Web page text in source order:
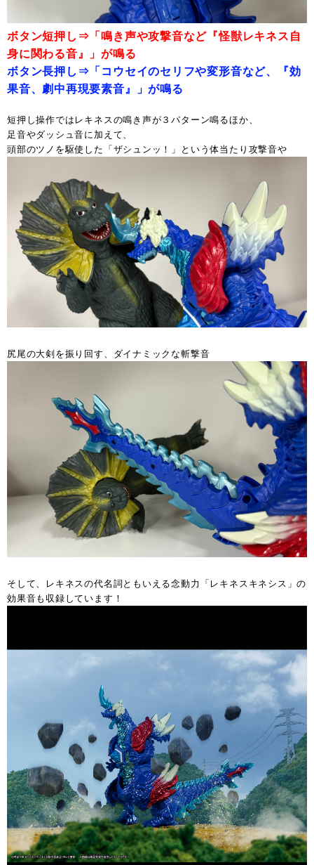
ボタン短押し⇒「鳴き声や攻撃音など『怪獣レキネス自
身に関わる音』」が鳴る
ボタン長押し⇒「コウセイのセリフや変形音など、『効
果音、劇中再現要素音』」が鳴る
短押し操作ではレキネスの鳴き声が３パターン鳴るほか、
足音やダッシュ音に加えて、
頭部のツノを駆使した「ザシュンッ！」という体当たり攻撃音や
尻尾の大剣を振り回す、ダイナミックな斬撃音
そして、レキネスの代名詞ともいえる念動力「レキネスキネシス」の
効果音も収録しています！